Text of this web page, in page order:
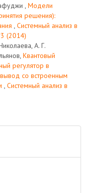
, Модели
решения):
, Системный анализ в
(2014)
А. Г.
Квантовый
регулятор в
со встроенным
, Системный анализ в